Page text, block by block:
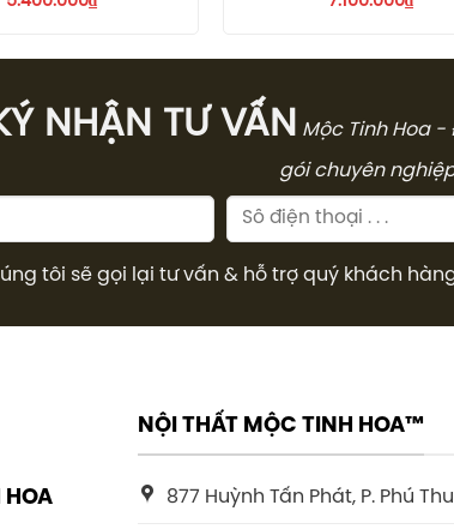
NHẬN TƯ VẤN Mộc Tinh Hoa
gói chuyên
tôi sẽ gọi lại tư vấn & hỗ trợ quý khách
HOA
NỘI THẤT MỘC TINH HOA™
877 Huỳnh Tấn Phát, P. Phú